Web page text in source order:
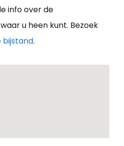
info over de
u heen kunt. Bezoek
bijstand.